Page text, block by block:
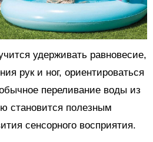
удерживать равновесие,
рук и ног, ориентироваться
переливание воды из
становится полезным
сенсорного восприятия.